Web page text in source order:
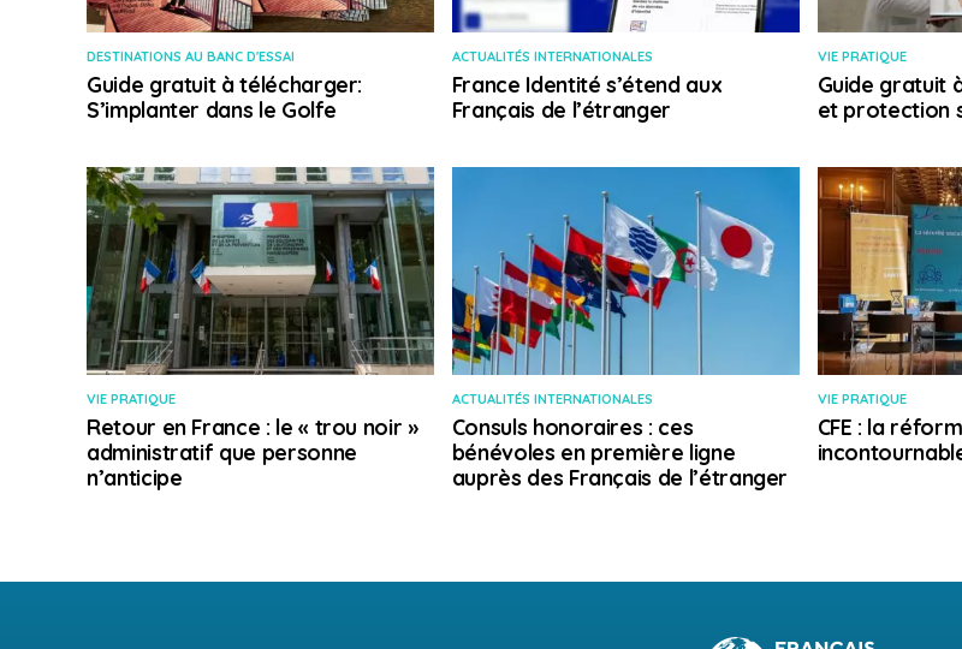
DESTINATIONS AU BANC D'ESSAI
Guide gratuit à télécharger:
S’implanter dans le Golfe
ACTUALITÉS INTERNATIONALES
France Identité s’étend aux
Français de l’étranger
VIE PRATIQUE
Guide gratuit
et protection
VIE PRATIQUE
Retour en France : le « trou noir »
administratif que personne
n’anticipe
ACTUALITÉS INTERNATIONALES
Consuls honoraires : ces
bénévoles en première ligne
auprès des Français de l’étranger
VIE PRATIQUE
CFE : la